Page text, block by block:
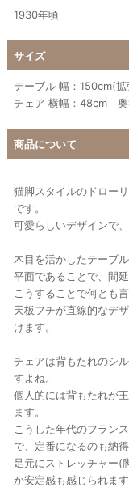
1930年頃
サイズ
テーブル 幅：150cm(
チェア 横幅：48cm
商品について
猫脚スタイルのドロー
です。
可愛らしいデザインで
木目を活かしたテーブ
平面であることで、間
こうすることで何とも
天板フチが直線的なデ
けます。
チェアは背もたれのシ
すよね。
個人的には背もたれが
ます。
こうした年代のフラン
で、定番になるのも納
足元にストレッチャー(
か安定感も感じられます